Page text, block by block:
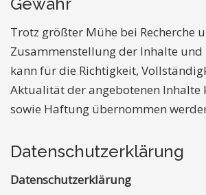
Trotz größter Mühe bei Recherche
Zusammenstellung der Inhalte
kann für die Richtigkeit,
Aktualität der angebotenen Inhalte
sowie Haftung übernommen
Datenschutzerklärung
Datenschutzerklärung